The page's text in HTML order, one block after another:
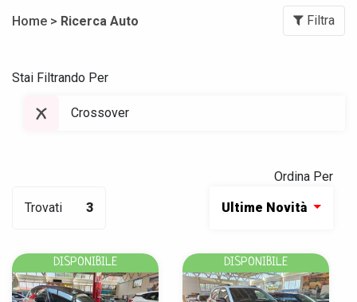
Home > Ricerca Auto Filtra
Stai Filtrando Per
Crossover
Trovati 3
Ordina Per
Ultime Novità
DISPONIBILE DISPONIBILE